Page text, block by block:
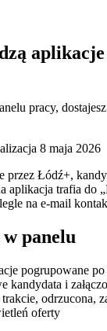
pracy,
8 maja 2026
przez Łódź+,
aplikacja trafia do
na e-mail
panelu
pogrupowane
kandydata i
odrzucona,
oferty